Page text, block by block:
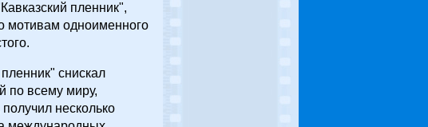
пленник",
мотивам одноименного
снискал
по всему миру,
несколько